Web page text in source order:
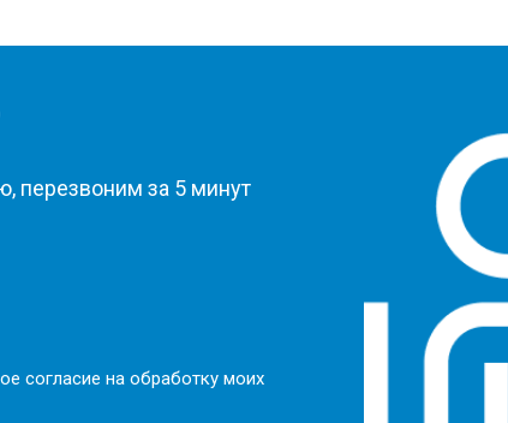
перезвоним за 5 минут
согласие на обработку моих